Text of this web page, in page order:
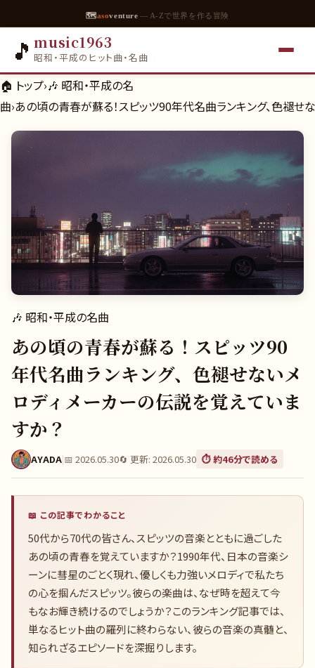
🗺asoventure — A-Zで世界を作る冒険
🎵 music1963
昭和・平成のヒット曲・名曲
🏠 トップ›🎶 昭和・平成の名
曲›あの頃の青春が蘇る！スピッツ90年代名曲ランキング、色褪せ
🎶 昭和・平成の名曲
あの頃の青春が蘇る！スピッツ90
年代名曲ランキング、色褪せないメ
ロディメーカーの伝説を覚えていま
すか？
AYADA|📅 2026.05.30🔄 更新: 2026.05.30 ⏱️ 約46分で読める
📖 この記事でわかること
50代から70代の皆さん、スピッツの音楽とともに過ごした
あの頃の青春を覚えていますか？1990年代、日本の音楽シ
ーンに彗星のごとく現れ、優しくも力強いメロディで私たち
の心を掴んだスピッツ。彼らの楽曲は、なぜ時を超えて今
もなお輝き続けるのでしょうか？このランキング記事では、
単なるヒット曲の羅列に終わらない、彼らの音楽の真髄と、
知られざるエピソードを深掘りします。